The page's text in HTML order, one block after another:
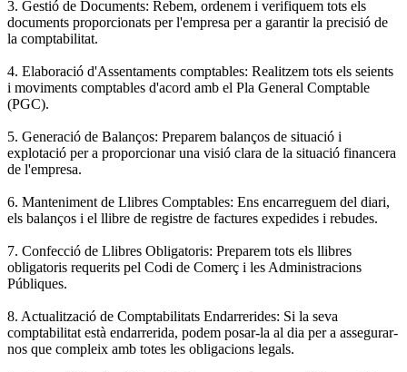
3. Gestió de Documents: Rebem, ordenem i verifiquem tots els
documents proporcionats per l'empresa per a garantir la precisió de
la comptabilitat.
4. Elaboració d'Assentaments comptables: Realitzem tots els seients
i moviments comptables d'acord amb el Pla General Comptable
(PGC).
5. Generació de Balanços: Preparem balanços de situació i
explotació per a proporcionar una visió clara de la situació financera
de l'empresa.
6. Manteniment de Llibres Comptables: Ens encarreguem del diari,
els balanços i el llibre de registre de factures expedides i rebudes.
7. Confecció de Llibres Obligatoris: Preparem tots els llibres
obligatoris requerits pel Codi de Comerç i les Administracions
Públiques.
8. Actualització de Comptabilitats Endarrerides: Si la seva
comptabilitat està endarrerida, podem posar-la al dia per a assegurar-
nos que compleix amb totes les obligacions legals.